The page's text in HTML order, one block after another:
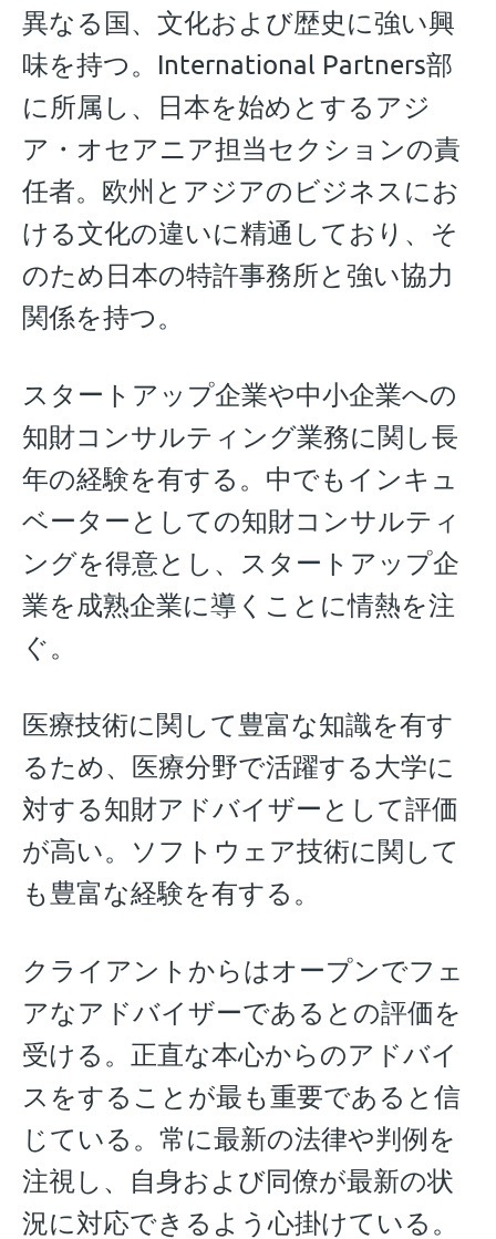
異なる国、文化および歴史に強い興
味を持つ。International Partners部
に所属し、日本を始めとするアジ
ア・オセアニア担当セクションの責
任者。欧州とアジアのビジネスにお
ける文化の違いに精通しており、そ
のため日本の特許事務所と強い協力
関係を持つ。
スタートアップ企業や中小企業への
知財コンサルティング業務に関し長
年の経験を有する。中でもインキュ
ベーターとしての知財コンサルティ
ングを得意とし、スタートアップ企
業を成熟企業に導くことに情熱を注
ぐ。
医療技術に関して豊富な知識を有す
るため、医療分野で活躍する大学に
対する知財アドバイザーとして評価
が高い。ソフトウェア技術に関して
も豊富な経験を有する。
クライアントからはオープンでフェ
アなアドバイザーであるとの評価を
受ける。正直な本心からのアドバイ
スをすることが最も重要であると信
じている。常に最新の法律や判例を
注視し、自身および同僚が最新の状
況に対応できるよう心掛けている。